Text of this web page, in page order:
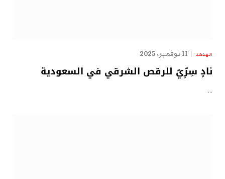
الهدهد 11 نوفمبر، 2025
نادٍ سِرِّيّ للرقص الشرقي في السعودية
…